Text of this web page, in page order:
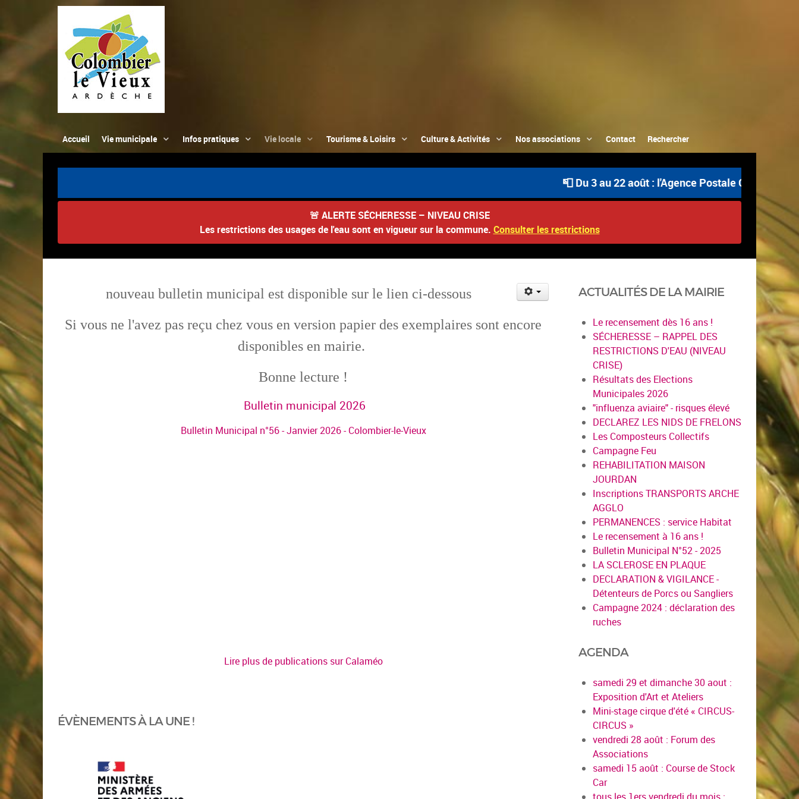
Accueil Vie municipale Infos pratiques Vie locale Tourisme & Loisirs Culture & Activités Nos associations Contact Rechercher
📮 Du 3 au 22 août : l'Agence Postale Communale
🚨 ALERTE SÉCHERESSE – NIVEAU CRISE
Les restrictions des usages de l'eau sont en vigueur sur la commune. Consulter les restrictions
nouveau bulletin municipal est disponible sur le lien ci-dessous
Si vous ne l'avez pas reçu chez vous en version papier des exemplaires sont encore
disponibles en mairie.
Bonne lecture !
Bulletin municipal 2026
Bulletin Municipal n°56 - Janvier 2026 - Colombier-le-Vieux
Lire plus de publications sur Calaméo
ÉVÈNEMENTS À LA UNE !
ACTUALITÉS DE LA MAIRIE
Le recensement dès 16 ans !
SÉCHERESSE – RAPPEL DES
RESTRICTIONS D'EAU (NIVEAU
CRISE)
Résultats des Elections
Municipales 2026
"influenza aviaire" - risques élevé
DECLAREZ LES NIDS DE FRELONS
Les Composteurs Collectifs
Campagne Feu
REHABILITATION MAISON
JOURDAN
Inscriptions TRANSPORTS ARCHE
AGGLO
PERMANENCES : service Habitat
Le recensement à 16 ans !
Bulletin Municipal N°52 - 2025
LA SCLEROSE EN PLAQUE
DECLARATION & VIGILANCE -
Détenteurs de Porcs ou Sangliers
Campagne 2024 : déclaration des
ruches
AGENDA
samedi 29 et dimanche 30 aout :
Exposition d'Art et Ateliers
Mini-stage cirque d'été « CIRCUS-
CIRCUS »
vendredi 28 août : Forum des
Associations
samedi 15 août : Course de Stock
Car